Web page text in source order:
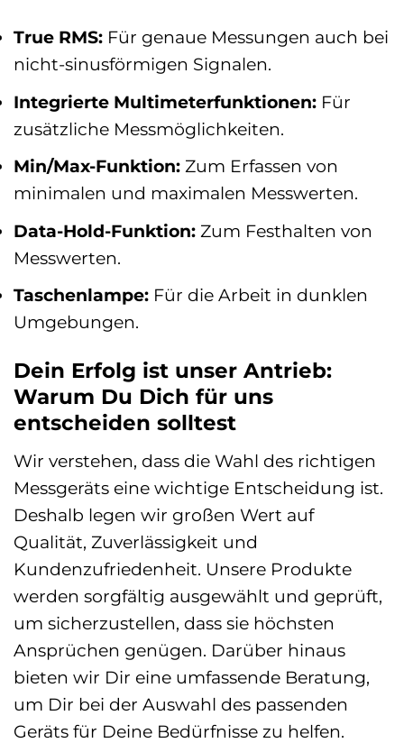
True RMS: Für genaue Messungen auch bei
nicht-sinusförmigen Signalen.
Integrierte Multimeterfunktionen: Für
zusätzliche Messmöglichkeiten.
Min/Max-Funktion: Zum Erfassen von
minimalen und maximalen Messwerten.
Data-Hold-Funktion: Zum Festhalten von
Messwerten.
Taschenlampe: Für die Arbeit in dunklen
Umgebungen.
Dein Erfolg ist unser Antrieb:
Warum Du Dich für uns
entscheiden solltest
Wir verstehen, dass die Wahl des richtigen
Messgeräts eine wichtige Entscheidung ist.
Deshalb legen wir großen Wert auf
Qualität, Zuverlässigkeit und
Kundenzufriedenheit. Unsere Produkte
werden sorgfältig ausgewählt und geprüft,
um sicherzustellen, dass sie höchsten
Ansprüchen genügen. Darüber hinaus
bieten wir Dir eine umfassende Beratung,
um Dir bei der Auswahl des passenden
Geräts für Deine Bedürfnisse zu helfen.